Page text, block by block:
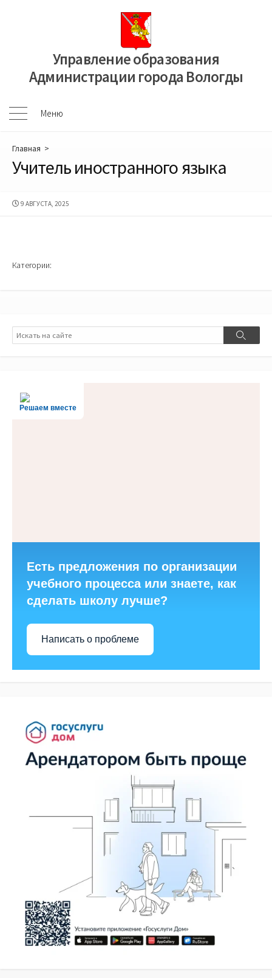
Управление образования
Администрации города Вологды
Меню
Меню
Главная >
Учитель иностранного языка
ДАТА
9 АВГУСТА, 2025
Категории:
Поиск
Поиск
Решаем вместе
Есть предложения по организации
учебного процесса или знаете, как
сделать школу лучше?
Написать о проблеме